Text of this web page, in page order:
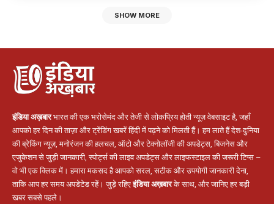
SHOW MORE
इंडिया अख़बारभारत की एक भरोसेमंद और तेजी से लोकप्रिय होती न्यूज़ वेबसाइट है, जहाँ
आपको हर दिन की ताज़ा और ट्रेंडिंग खबरें हिंदी में पढ़ने को मिलती हैं। हम लाते हैं देश-दुनिया
की ब्रेकिंग न्यूज़, मनोरंजन की हलचल, ऑटो और टेक्नोलॉजी की अपडेट्स, बिजनेस और
एजुकेशन से जुड़ी जानकारी, स्पोर्ट्स की लाइव अपडेट्स और लाइफस्टाइल की जरूरी टिप्स –
वो भी एक क्लिक में। हमारा मकसद है आपको सरल, सटीक और उपयोगी जानकारी देना,
ताकि आप हर समय अपडेटेड रहें। जुड़े रहिएइंडिया अख़बारके साथ, और जानिए हर बड़ी
खबर सबसे पहले।